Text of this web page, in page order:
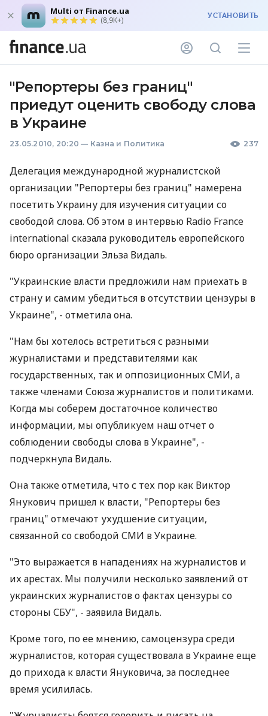
Multi от Finance.ua
(8,9K+) УСТАНОВИТЬ
"Репортеры без границ"
приедут оценить свободу слова
в Украине
23.05.2010, 20:20 — Казна и Политика 237
Делегация международной журналистской
организации "Репортеры без границ" намерена
посетить Украину для изучения ситуации со
свободой слова. Об этом в интервью Radio France
international сказала руководитель европейского
бюро организации Эльза Видаль.
"Украинские власти предложили нам приехать в
страну и самим убедиться в отсутствии цензуры в
Украине", - отметила она.
"Нам бы хотелось встретиться с разными
журналистами и представителями как
государственных, так и оппозиционных СМИ, а
также членами Союза журналистов и политиками.
Когда мы соберем достаточное количество
информации, мы опубликуем наш отчет о
соблюдении свободы слова в Украине", -
подчеркнула Видаль.
Она также отметила, что с тех пор как Виктор
Янукович пришел к власти, "Репортеры без
границ" отмечают ухудшение ситуации,
связанной со свободой СМИ в Украине.
"Это выражается в нападениях на журналистов и
их арестах. Мы получили несколько заявлений от
украинских журналистов о фактах цензуры со
стороны СБУ", - заявила Видаль.
Кроме того, по ее мнению, самоцензура среди
журналистов, которая существовала в Украине еще
до прихода к власти Януковича, за последнее
время усилилась.